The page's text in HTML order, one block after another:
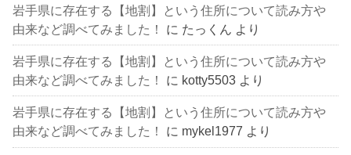
岩手県に存在する【地割】という住所について読み方や
由来など調べてみました！
に たっくん より
岩手県に存在する【地割】という住所について読み方や
由来など調べてみました！
に kotty5503 より
岩手県に存在する【地割】という住所について読み方や
由来など調べてみました！
に mykel1977 より